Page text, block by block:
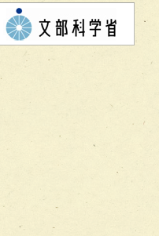
周術期リハビリテーションチー
リテーションコンサルテーション
ートチーム】